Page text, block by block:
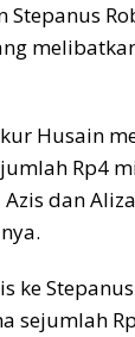
Stepanus
Husain
Rp4
dan
ke
sejumlah